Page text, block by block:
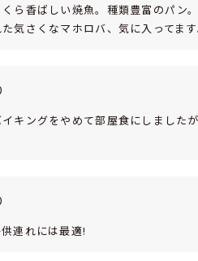
ら香ばしい焼魚。種類豊富のパン
気さくなマホロバ、気に入ってます
キングをやめて部屋食にしました
連れには最適!